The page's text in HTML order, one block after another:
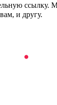
и другу.